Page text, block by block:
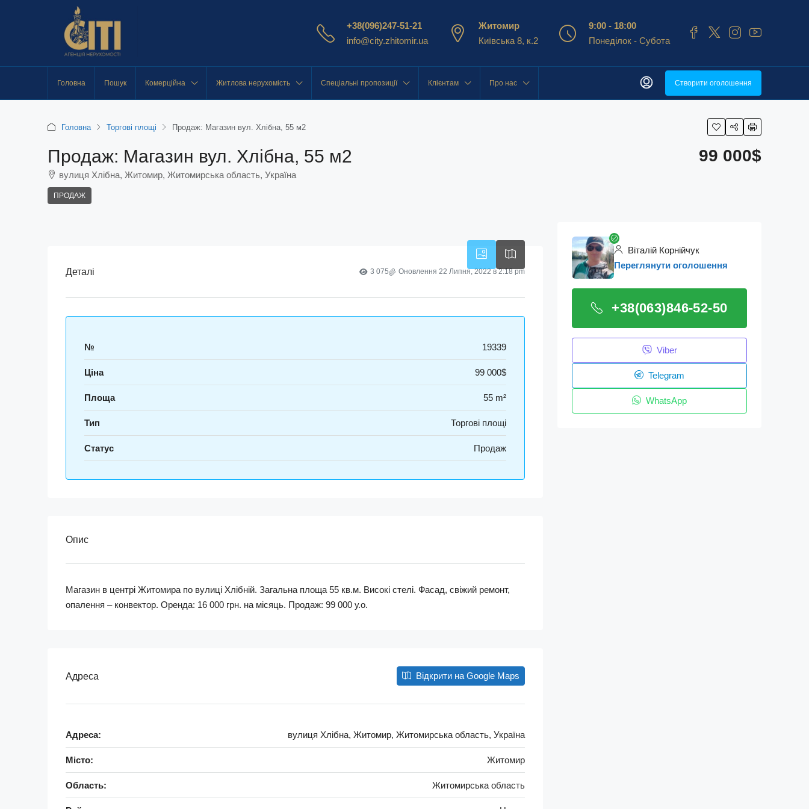
+38(096)247-51-21
info@city.zhitomir.ua
Житомир
Київська 8, к.2
9:00 - 18:00
Понеділок - Субота
Головна Пошук Комерційна Житлова нерухомість Спеціальні пропозиції Клієнтам Про нас Створити оголошення
Головна Торгові площі Продаж: Магазин вул. Хлібна, 55 м2
Продаж: Магазин вул. Хлібна, 55 м2
вулиця Хлібна, Житомир, Житомирська область, Україна
ПРОДАЖ
99 000$
Деталі 3 075 Оновлення 22 Липня, 2022 в 2:18 pm
№ 19339
Ціна 99 000$
Площа 55 m²
Тип Торгові площі
Статус Продаж
Опис
Магазин в центрі Житомира по вулиці Хлібній. Загальна площа 55 кв.м. Високі стелі. Фасад, свіжий ремонт,
опалення – конвектор. Оренда: 16 000 грн. на місяць. Продаж: 99 000 у.о.
Адреса Відкрити на Google Maps
Адреса: вулиця Хлібна, Житомир, Житомирська область, Україна
Місто: Житомир
Область: Житомирська область
Віталій Корнійчук
Переглянути оголошення
+38(063)846-52-50
Viber
Telegram
WhatsApp